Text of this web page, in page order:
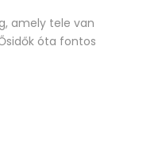
amely tele van
óta fontos